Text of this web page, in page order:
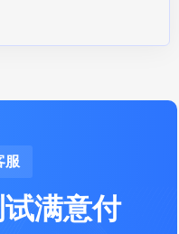
服
满意付